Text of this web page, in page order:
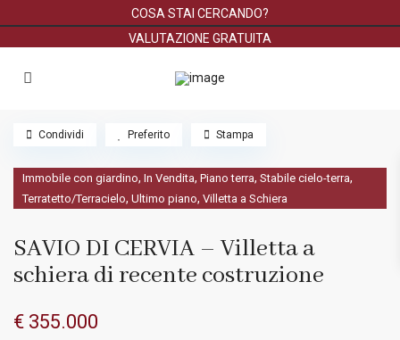
COSA STAI CERCANDO?
VALUTAZIONE GRATUITA
Immobile con giardino,In Vendita,Piano terra,Stabile cielo-terra,
Terratetto/Terracielo,Ultimo piano,Villetta a Schiera
SAVIO DI CERVIA – Villetta a
schiera di recente costruzione
€ 355.000
Condividi Preferito Stampa